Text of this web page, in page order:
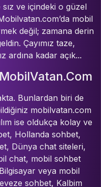
sız ve içindeki o güzel
mobil
değil; zamana derin
Çayımız taze,
ardına kadar açık...
Bunlardan biri de
mobilvatan.com
ise oldukça kolay ve
Hollanda sohbet,
Dünya chat siteleri,
chat, mobil sohbet
veya mobil
sohbet, Kalbim